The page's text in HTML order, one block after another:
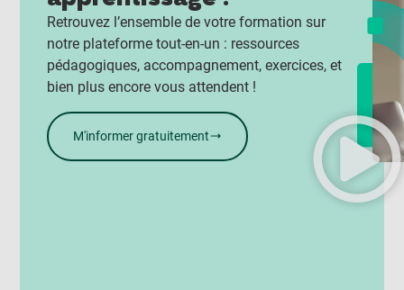
Retrouvez l’ensemble de votre formation sur
notre plateforme tout-en-un : ressources
pédagogiques, accompagnement, exercices, et
bien plus encore vous attendent !
M'informer gratuitement